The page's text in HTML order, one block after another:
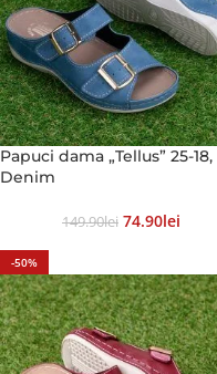
Papuci dama „Tellus” 25-18,
Denim
149.90Lei 74.90Lei
-50%